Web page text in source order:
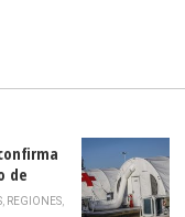
de
, REGIONES,